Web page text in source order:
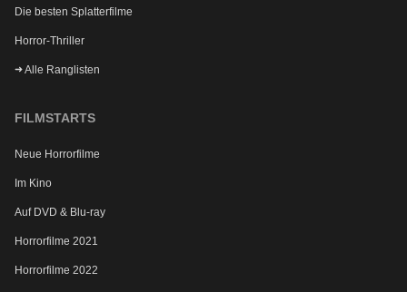
Die besten Splatterfilme
Horror-Thriller
Alle Ranglisten
FILMSTARTS
Neue Horrorfilme
Im Kino
Auf DVD & Blu-ray
Horrorfilme 2021
Horrorfilme 2022
Möchtest du bei Neuigkeiten über Horrorfilme von